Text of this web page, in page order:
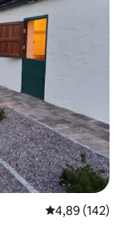
Évaluation
4,89 (142)